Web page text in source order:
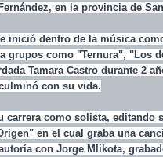
en la provincia de
inició dentro de la música
grupos como "Ternura", "Los
Tamara Castro durante 2
con su vida.
carrera como solista, editando
en el cual graba una
con Jorge Mlikota,